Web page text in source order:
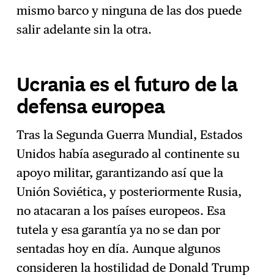
mismo barco y ninguna de las dos puede
salir adelante sin la otra.
Ucrania es el futuro de la
defensa europea
Tras la Segunda Guerra Mundial, Estados
Unidos había asegurado al continente su
apoyo militar, garantizando así que la
Unión Soviética, y posteriormente Rusia,
no atacaran a los países europeos. Esa
tutela y esa garantía ya no se dan por
sentadas hoy en día. Aunque algunos
consideren la hostilidad de Donald Trump